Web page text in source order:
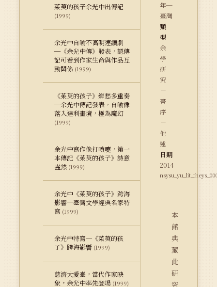
茱萸的孩子余光中出傳記
(1999)
余光中自喻不高明連續劇
─《余光中傳》發表，認傳
記可看到作家生命與作品互
動關係 (1999)
《茱萸的孩子》鄉愁多重奏
─余光中傳記發表，自喻像
落入達利畫境，極為魔幻
(1999)
余光中寫作像打噴嚏，第一
本傳記《茱萸的孩子》詩意
盎然 (1999)
余光中《茱萸的孩子》跨海
影響─臺灣文學經典名家特
寫 (1999)
余光中特寫─《茱萸的孩
子》跨海影響 (1999)
慈濟大愛臺，當代作家映
象，余光中率先登場 (1999)
年─
臺灣
類
型
余
學
研
究
－
書
序
－
他
述
日期
2014
本
館
典
藏
此
研
究